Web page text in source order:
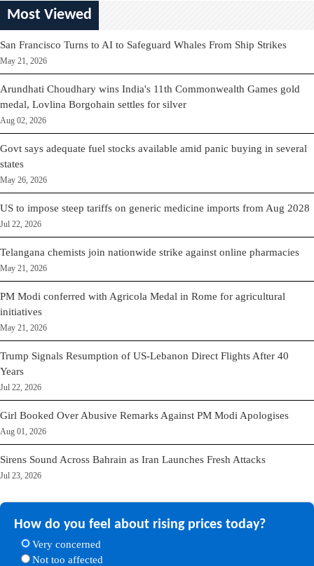
Most Viewed
San Francisco Turns to AI to Safeguard Whales From Ship Strikes
May 21, 2026
Arundhati Choudhary wins India's 11th Commonwealth Games gold
medal, Lovlina Borgohain settles for silver
Aug 02, 2026
Govt says adequate fuel stocks available amid panic buying in several
states
May 26, 2026
US to impose steep tariffs on generic medicine imports from Aug 2028
Jul 22, 2026
Telangana chemists join nationwide strike against online pharmacies
May 21, 2026
PM Modi conferred with Agricola Medal in Rome for agricultural
initiatives
May 21, 2026
Trump Signals Resumption of US-Lebanon Direct Flights After 40
Years
Jul 22, 2026
Girl Booked Over Abusive Remarks Against PM Modi Apologises
Aug 01, 2026
Sirens Sound Across Bahrain as Iran Launches Fresh Attacks
Jul 23, 2026
How do you feel about rising prices today?
Very concerned
Not too affected